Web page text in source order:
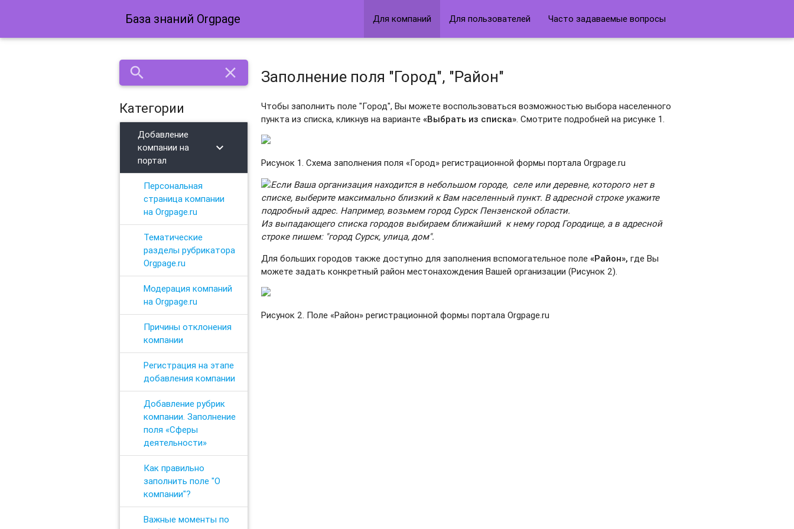
База знаний Orgpage Для компаний Для пользователей Часто задаваемые вопросы
search close
Категории
Добавление
компании на
портал
chevron_right
Персональная
страница компании
на Orgpage.ru
Тематические
разделы рубрикатора
Orgpage.ru
Модерация компаний
на Orgpage.ru
Причины отклонения
компании
Регистрация на этапе
добавления компании
Добавление рубрик
компании. Заполнение
поля «Сферы
деятельности»
Как правильно
заполнить поле "О
компании"?
Важные моменты по
Заполнение поля "Город", "Район"
Чтобы заполнить поле "Город", Вы можете воспользоваться возможностью выбора населенного
пункта из списка, кликнув на варианте«Выбрать из списка» . Смотрите подробней на рисунке 1.
Рисунок 1. Схема заполнения поля «Город» регистрационной формы портала Orgpage.ru
Если Ваша организация находится в небольшом городе, селе или деревне, которого нет в
списке, выберите максимально близкий к Вам населенный пункт. В адресной строке укажите
подробный адрес. Например, возьмем город Сурск Пензенской области.
Из выпадающего списка городов выбираем ближайший к нему город Городище, а в адресной
строке пишем: "город Сурск, улица, дом".
Для больших городов также доступно для заполнения вспомогательное поле«Район»,где Вы
можете задать конкретный район местонахождения Вашей организации (Рисунок 2).
Рисунок 2. Поле «Район» регистрационной формы портала Orgpage.ru